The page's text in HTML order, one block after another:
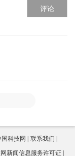
评论
国科技网
联系我们
新闻信息服务许可证